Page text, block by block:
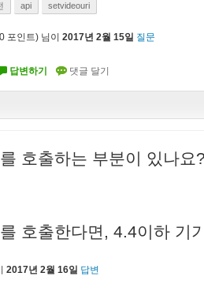
api setvideouri
포인트) 님이 2017년 2월 15일 질문
호출하는 부분이 있나
호출한다면, 4.4이하 기
2017년 2월 16일 답변